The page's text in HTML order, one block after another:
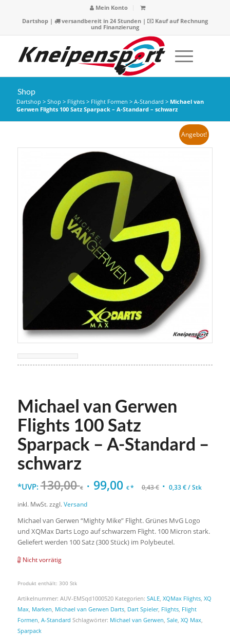
Mein Konto
Dartshop| versandbereit in 24 Stunden |
Kauf auf Rechnung
und Finanzierung
Shop
Dartshop > Shop > Flights> Flight Formen > A-Standard > Michael van
Gerwen Flights 100 Satz Sparpack – A-Standard – schwarz
Angebot!
Michael van Gerwen
Flights 100 Satz
Sparpack – A-Standard –
schwarz
*UVP: 130,00€ 99,00 €* 0,43€ 0,33€/Stk
inkl. MwSt. zzgl. Versand
Michael van Gerwen “Mighty Mike” Flight. Grünes MvG Logo
und XQMax Darts Logo auf schwarzem Flight. 100 Micron stark.
Geliefert werden 100 Satz (300 Stück) im Polybeutel.
Nicht vorrätig
Produkt enthält: 300 Stk
Artikelnummer: AUV-EMSqd1000520 Kategorien: SALE, XQMax Flights, XQ
Max, Marken Michael van Gerwen Darts, Dart Spieler, Flights, Flight
Formen A-Standard Schlagwörter: Michael van Gerwen Sale, XQ Max,
Sparpack